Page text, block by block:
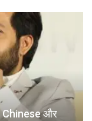
Chinese और